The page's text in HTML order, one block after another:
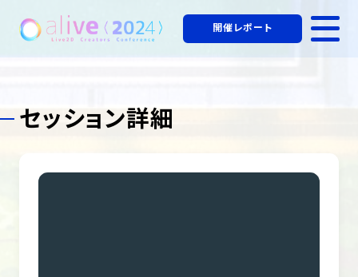
開催レポート
セッション詳細